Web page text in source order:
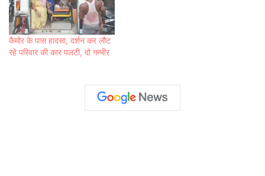
कैमोर के पास हादसा, दर्शन कर लौट
रहे परिवार की कार पलटी, दो गम्भीर